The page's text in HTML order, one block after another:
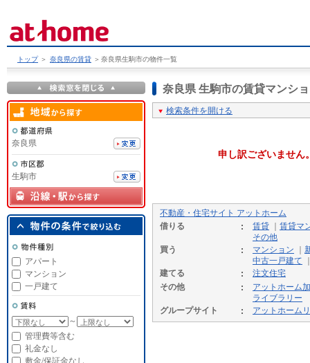
トップ ＞ 奈良県の賃貸 ＞ 奈良県生駒市の物件一覧
奈良県 生駒市の賃貸マンシ
検索条件を開ける
申し訳ございません
不動産・住宅サイト アットホーム
借りる
賃貸
賃貸マ
その他
買う
マンション
中古一戸建て
建てる
注文住宅
その他
アットホーム
ライブラリー
グループサイト
アットホーム
奈良県
生駒市
アパート
マンション
一戸建て
～
管理費等含む
礼金なし